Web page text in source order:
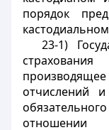
порядок
23-1)
отчислений
отношении